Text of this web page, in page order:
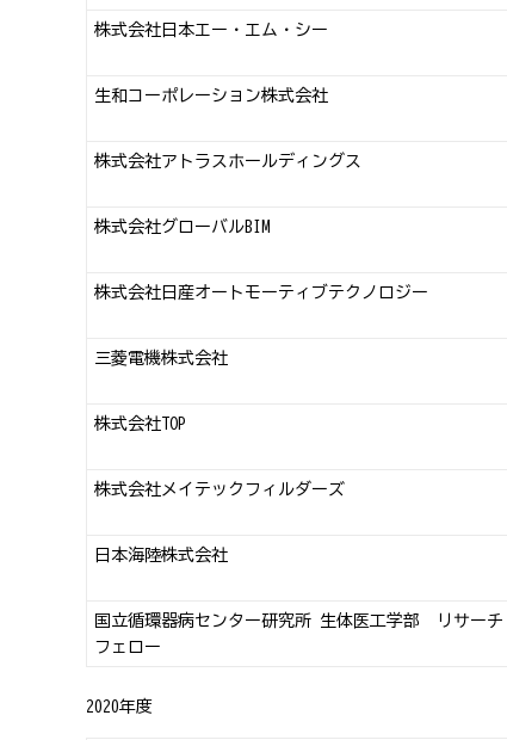
株式会社日本エー・エム・シー
生和コーポレーション株式会社
株式会社アトラスホールディングス
株式会社グローバルBIM
株式会社日産オートモーティブテクノロジー
三菱電機株式会社
株式会社TOP
株式会社メイテックフィルダーズ
日本海陸株式会社
国立循環器病センター研究所 生体医工学部 リサーチ
フェロー
2020年度